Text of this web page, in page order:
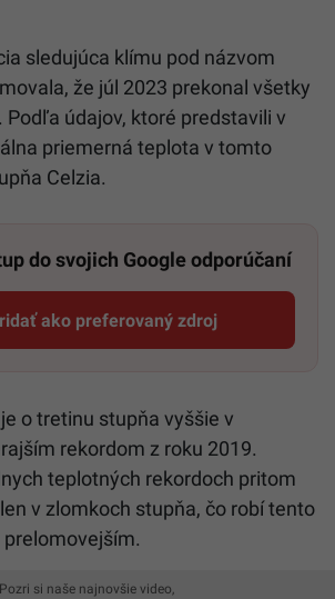
sledujúca klímu pod názvom
že júl 2023 prekonal všetky
údajov, ktoré predstavili v
priemerná teplota v tomto
Celzia.
do svojich Google odporúčaní
ako preferovaný zdroj
Startitup, odkaz sa otvorí v
o tretinu stupňa vyššie v
rekordom z roku 2019.
teplotných rekordoch pritom
v zlomkoch stupňa, čo robí tento
Pozri si naše najnovšie video,